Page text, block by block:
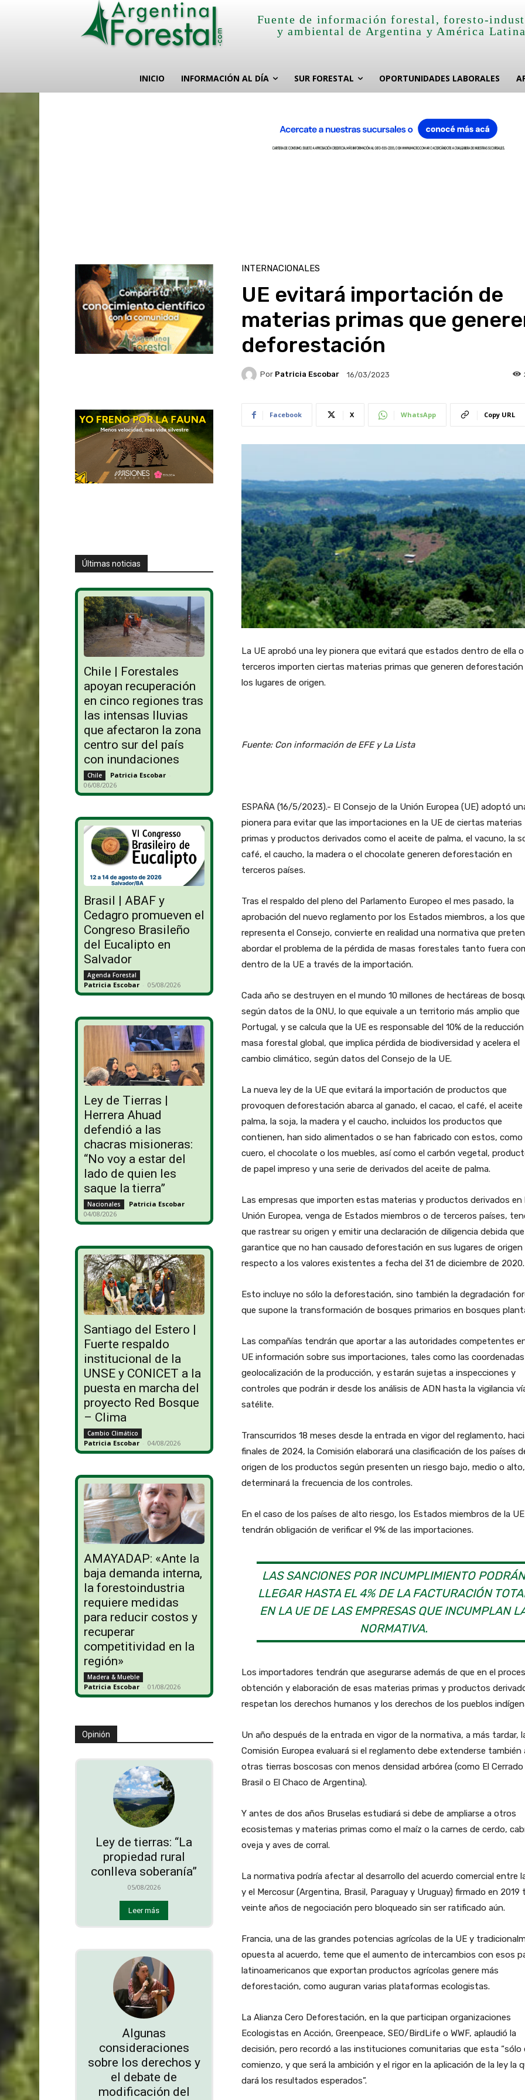
Fuente de información forestal, foresto-
y ambiental de Argentina y América
INICIO INFORMACIÓN AL DÍA SUR FORESTAL OPORTUNIDADES LABORALES
Últimas noticias
Chile | Forestales
apoyan recuperación
en cinco regiones tras
las intensas lluvias
que afectaron la zona
centro sur del país
con inundaciones
Chile Patricia Escobar -
06/08/2026
Brasil | ABAF y
Cedagro promueven el
Congreso Brasileño
del Eucalipto en
Salvador
Agenda Forestal
Patricia Escobar - 05/08/2026
Ley de Tierras |
Herrera Ahuad
defendió a las
chacras misioneras:
“No voy a estar del
lado de quien les
saque la tierra”
Nacionales Patricia Escobar -
04/08/2026
Santiago del Estero |
Fuerte respaldo
institucional de la
UNSE y CONICET a la
puesta en marcha del
proyecto Red Bosque
– Clima
Cambio Climático
Patricia Escobar - 04/08/2026
AMAYADAP: «Ante la
baja demanda interna,
la forestoindustria
requiere medidas
para reducir costos y
recuperar
competitividad en la
región»
Madera & Mueble
Patricia Escobar - 01/08/2026
Opinión
Ley de tierras: “La
propiedad rural
conlleva soberanía”
05/08/2026
Leer más
Algunas
consideraciones
sobre los derechos y
el debate de
modificación del
INTERNACIONALES
UE evitará importación de
materias primas que
deforestación
Por Patricia Escobar 16/03/2023
Facebook X WhatsApp Copy URL
La UE aprobó una ley pionera que evitará que estados dentro de ella o
terceros importen ciertas materias primas que generen deforestación
los lugares de origen.
Fuente: Con información de EFE y La Lista
ESPAÑA (16/5/2023).- El Consejo de la Unión Europea (UE) adoptó
pionera para evitar que las importaciones en la UE de ciertas materias
primas y productos derivados como el aceite de palma, el vacuno, la
café, el caucho, la madera o el chocolate generen deforestación en
terceros países.
Tras el respaldo del pleno del Parlamento Europeo el mes pasado, la
aprobación del nuevo reglamento por los Estados miembros, a los que
representa el Consejo, convierte en realidad una normativa que
abordar el problema de la pérdida de masas forestales tanto fuera
dentro de la UE a través de la importación.
Cada año se destruyen en el mundo 10 millones de hectáreas de
según datos de la ONU, lo que equivale a un territorio más amplio que
Portugal, y se calcula que la UE es responsable del 10% de la
masa forestal global, que implica pérdida de biodiversidad y acelera el
cambio climático, según datos del Consejo de la UE.
La nueva ley de la UE que evitará la importación de productos que
provoquen deforestación abarca al ganado, el cacao, el café, el aceite
palma, la soja, la madera y el caucho, incluidos los productos que
contienen, han sido alimentados o se han fabricado con estos, como
cuero, el chocolate o los muebles, así como el carbón vegetal,
de papel impreso y una serie de derivados del aceite de palma.
Las empresas que importen estas materias y productos derivados en
Unión Europea, venga de Estados miembros o de terceros países,
que rastrear su origen y emitir una declaración de diligencia debida que
garantice que no han causado deforestación en sus lugares de origen
respecto a los valores existentes a fecha del 31 de diciembre de 2020.
Esto incluye no sólo la deforestación, sino también la degradación
que supone la transformación de bosques primarios en bosques
Las compañías tendrán que aportar a las autoridades competentes
UE información sobre sus importaciones, tales como las
geolocalización de la producción, y estarán sujetas a inspecciones y
controles que podrán ir desde los análisis de ADN hasta la vigilancia
satélite.
Transcurridos 18 meses desde la entrada en vigor del reglamento,
finales de 2024, la Comisión elaborará una clasificación de los países
origen de los productos según presenten un riesgo bajo, medio o
determinará la frecuencia de los controles.
En el caso de los países de alto riesgo, los Estados miembros de la UE
tendrán obligación de verificar el 9% de las importaciones.
LAS SANCIONES POR INCUMPLIMIENTO PODRÁN
LLEGAR HASTA EL 4% DE LA FACTURACIÓN
EN LA UE DE LAS EMPRESAS QUE INCUMPLAN
NORMATIVA.
Los importadores tendrán que asegurarse además de que en el
obtención y elaboración de esas materias primas y productos
respetan los derechos humanos y los derechos de los pueblos
Un año después de la entrada en vigor de la normativa, a más tardar,
Comisión Europea evaluará si el reglamento debe extenderse también
otras tierras boscosas con menos densidad arbórea (como El Cerrado
Brasil o El Chaco de Argentina).
Y antes de dos años Bruselas estudiará si debe de ampliarse a otros
ecosistemas y materias primas como el maíz o la carnes de cerdo,
oveja y aves de corral.
La normativa podría afectar al desarrollo del acuerdo comercial entre
y el Mercosur (Argentina, Brasil, Paraguay y Uruguay) firmado en 2019
veinte años de negociación pero bloqueado sin ser ratificado aún.
Francia, una de las grandes potencias agrícolas de la UE y
opuesta al acuerdo, teme que el aumento de intercambios con esos
latinoamericanos que exportan productos agrícolas genere más
deforestación, como auguran varias plataformas ecologistas.
La Alianza Cero Deforestación, en la que participan organizaciones
Ecologistas en Acción, Greenpeace, SEO/BirdLife o WWF, aplaudió la
decisión, pero recordó a las instituciones comunitarias que esta “sólo
comienzo, y que será la ambición y el rigor en la aplicación de la ley la
dará los resultados esperados”.